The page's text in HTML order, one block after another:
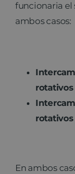
funcionaria el
ambos casos:
rotativos
rotativos
En ambos